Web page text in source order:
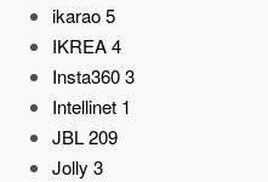
ikarao5
IKREA4
Insta3603
Intellinet 1
JBL209
Jolly 3